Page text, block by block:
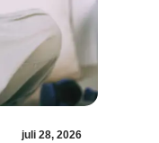
juli 28, 2026